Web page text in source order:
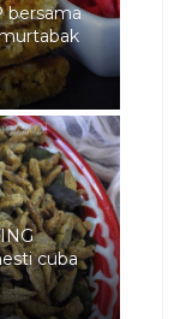
bersama
cuba